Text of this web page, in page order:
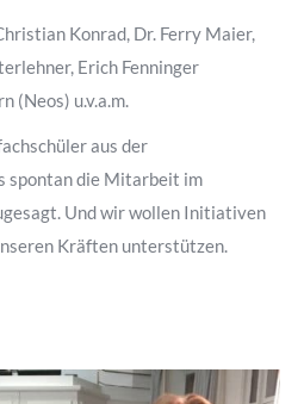
Konrad, Dr. Ferry Maier,
Erich Fenninger
(Neos) u.v.a.m.
aus der
spontan die Mitarbeit im
Und wir wollen Initiativen
Kräften unterstützen.